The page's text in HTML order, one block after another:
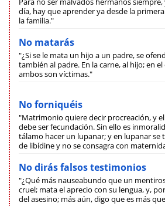
día, hay que aprender ya desde la
la familia."
No matarás
"¿Si se le mata un hijo a un padre, se
también al padre. En la carne, al hijo; en
ambos son víctimas."
No forniquéis
"Matrimonio quiere decir procreación, y
debe ser fecundación. Sin ello es
tálamo hacer un lupanar; y en lupanar se
de libídine y no se consagra con
No dirás falsos testimonios
"¿Qué más nauseabundo que un
cruel; mata el aprecio con su lengua, y,
del asesino; más aún, digo que es más